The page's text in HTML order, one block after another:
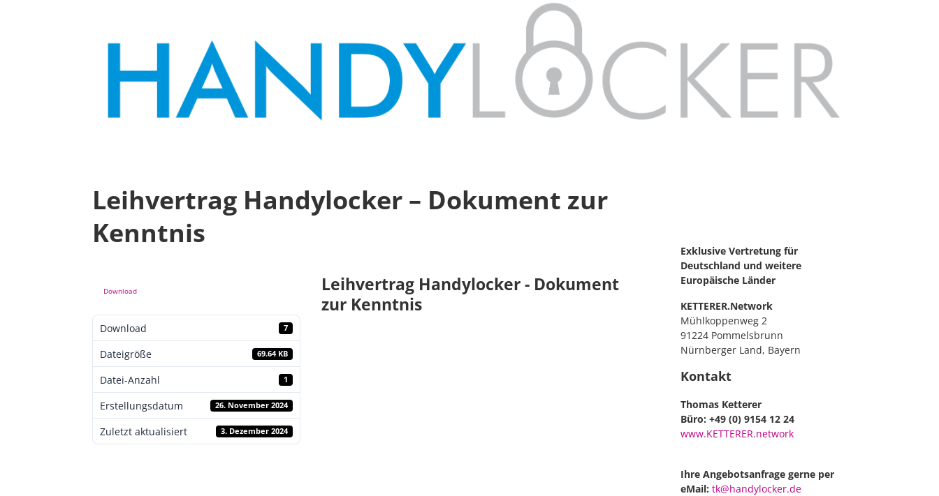
Leihvertrag Handylocker – Dokument zur
Kenntnis
Download
Download 7
Dateigröße 69.64 KB
Datei-Anzahl 1
Erstellungsdatum 26. November 2024
Zuletzt aktualisiert 3. Dezember 2024
Leihvertrag Handylocker - Dokument
zur Kenntnis
Exklusive Vertretung für
Deutschland und weitere
Europäische Länder
KETTERER.Network
Mühlkoppenweg 2
91224 Pommelsbrunn
Nürnberger Land, Bayern
Kontakt
Thomas Ketterer
Büro: +49 (0) 9154 12 24
www.KETTERER.network
Ihre Angebotsanfrage gerne per
eMail:tk@handylocker.de